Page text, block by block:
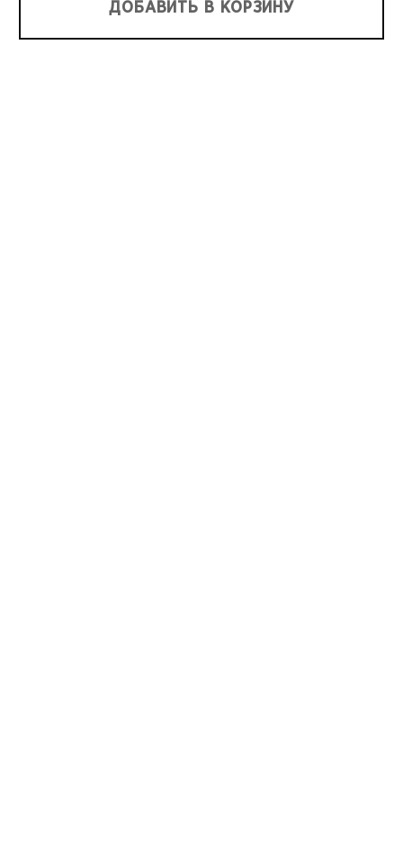
ДОБАВИТЬ В КОРЗИНУ